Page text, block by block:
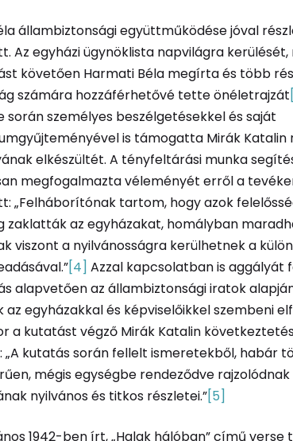
állambiztonsági együttműködése jóval
Az egyházi ügynöklista napvilágra kerülését,
követően Harmati Béla megírta és több
számára hozzáférhetővé tette önéletrajzát
során személyes beszélgetésekkel és saját
is támogatta Mirák Katalin
elkészültét. A tényfeltárási munka
megfogalmazta véleményét erről a
„Felháborítónak tartom, hogy azok
zaklatták az egyházakat, homályban
viszont a nyilvánosságra kerülhetnek a
[4] Azzal kapcsolatban is aggályát
alapvetően az állambiztonsági iratok
az egyházakkal és képviselőikkel szembeni
a kutatást végző Mirák Katalin
kutatás során fellelt ismeretekből, habár
mégis egységbe rendeződve
nyilvános és titkos részletei.”[5]
1942-ben írt, „Halak hálóban” című